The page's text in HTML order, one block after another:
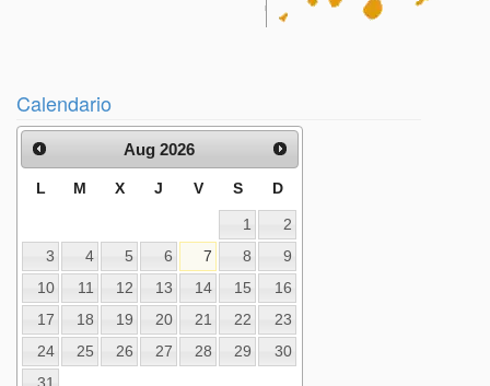
Calendario
Aug 2026
L M X J V S D
1
2
3
4 5 6 7 8
9
10
11 12 13 14 15
16
17
18 19 20 21 22
23
24
25 26 27 28 29
30